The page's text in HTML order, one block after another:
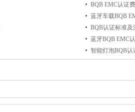
BQB EMC认证
蓝牙车载BQB
BQB认证标准及
蓝牙BQB EMC
智能灯泡BQB认